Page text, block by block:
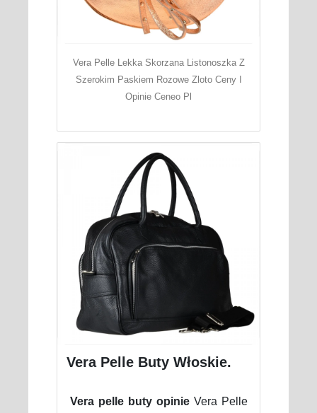
Vera Pelle Lekka Skorzana Listonoszka Z
Szerokim Paskiem Rozowe Zloto Ceny I
Opinie Ceneo Pl
Vera Pelle Buty Włoskie.
Vera pelle buty opinieVera Pelle